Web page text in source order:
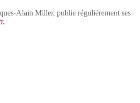
Alain Miller, publie régulièrement ses